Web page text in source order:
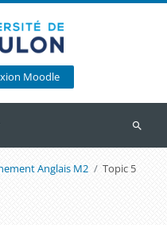
Moodle
Anglais M2 Topic 5